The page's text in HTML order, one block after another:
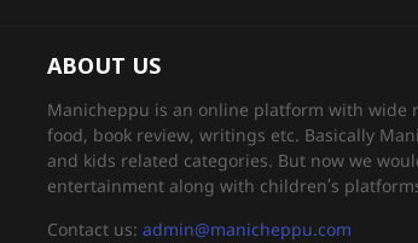
ABOUT US
Manicheppu is an online platform with wide
food, book review, writings etc. Basically
and kids related categories. But now we
entertainment along with children’s
Contact us: admin@manicheppu.com